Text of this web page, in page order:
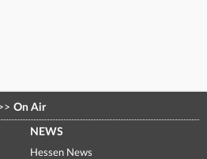
On Air
NEWS
Hessen News